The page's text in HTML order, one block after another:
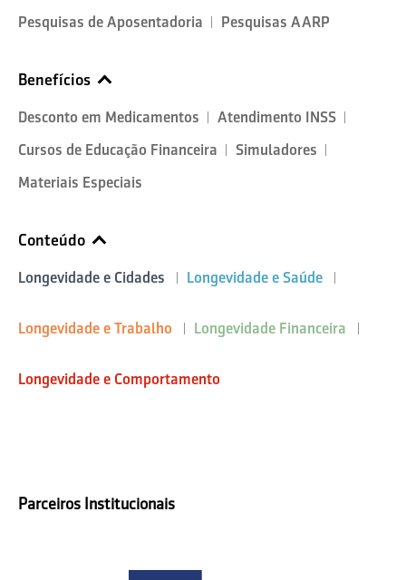
Pesquisas de Aposentadoria
Pesquisas AARP
Benefícios
Desconto em Medicamentos
Atendimento INSS
Cursos de Educação Financeira
Simuladores
Materiais Especiais
Conteúdo
Longevidade e Cidades Longevidade e Saúde
Longevidade e Trabalho Longevidade Financeira
Longevidade e Comportamento
Parceiros Institucionais